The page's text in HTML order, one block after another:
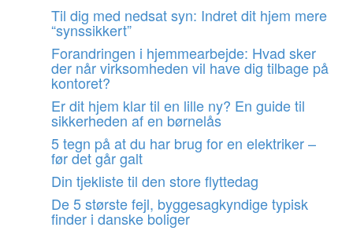
Til dig med nedsat syn: Indret dit hjem mere
“synssikkert”
Forandringen i hjemmearbejde: Hvad sker
der når virksomheden vil have dig tilbage på
kontoret?
Er dit hjem klar til en lille ny? En guide til
sikkerheden af en børnelås
5 tegn på at du har brug for en elektriker –
før det går galt
Din tjekliste til den store flyttedag
De 5 største fejl, byggesagkyndige typisk
finder i danske boliger